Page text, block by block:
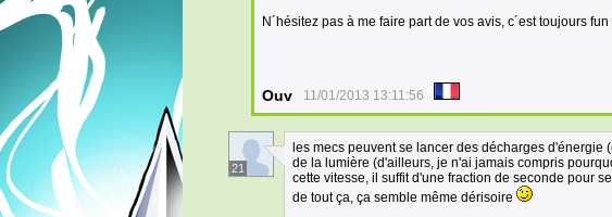
N´hésitez pas à me faire part de vos avis, c´est toujours
Ouv 11/01/2013 13:11:56
21
les mecs peuvent se lancer des décharges
de la lumière (d'ailleurs, je n'ai jamais compris
cette vitesse, il suffit d'une fraction de seconde pour
de tout ça, ça semble même dérisoire